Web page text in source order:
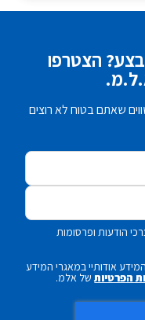
הצטרפו
שאתם בטוח לא רוצים
הודעות ופרסומות
אודותיי במאגרי המידע
הפרטיותשל אלמ.